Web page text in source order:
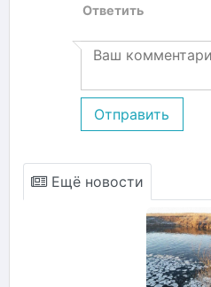
Ответить
Отправить
Ещё новости